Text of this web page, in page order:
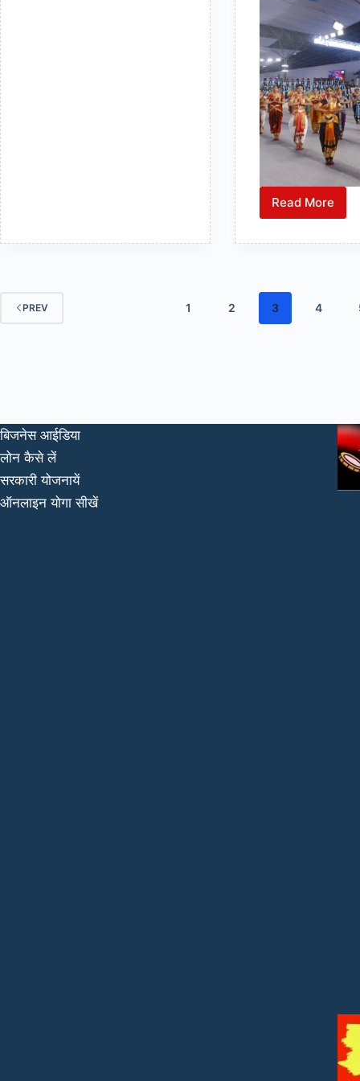
समागम
Read More
आत्ममंथन
का
PREV 1 2 3 4
बिजनेस आईडिया
लोन कैसे लें
सरकारी योजनायें
ऑनलाइन योगा सीखें